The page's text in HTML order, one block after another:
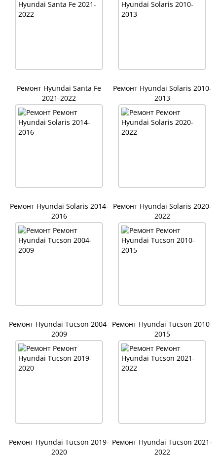
Ремонт Hyundai Santa Fe
2021-2022
Ремонт Hyundai Solaris 2010-
2013
Ремонт Hyundai Solaris 2014-
2016
Ремонт Hyundai Solaris 2020-
2022
Ремонт Hyundai Tucson 2004-
2009
Ремонт Hyundai Tucson 2010-
2015
Ремонт Hyundai Tucson 2019-
2020
Ремонт Hyundai Tucson 2021-
2022